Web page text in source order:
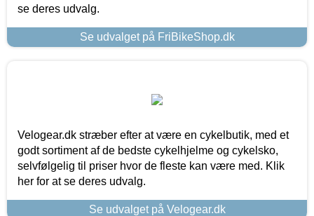
se deres udvalg.
Se udvalget på FriBikeShop.dk
Velogear.dk stræber efter at være en cykelbutik, med et
godt sortiment af de bedste cykelhjelme og cykelsko,
selvfølgelig til priser hvor de fleste kan være med. Klik
her for at se deres udvalg.
Se udvalget på Velogear.dk